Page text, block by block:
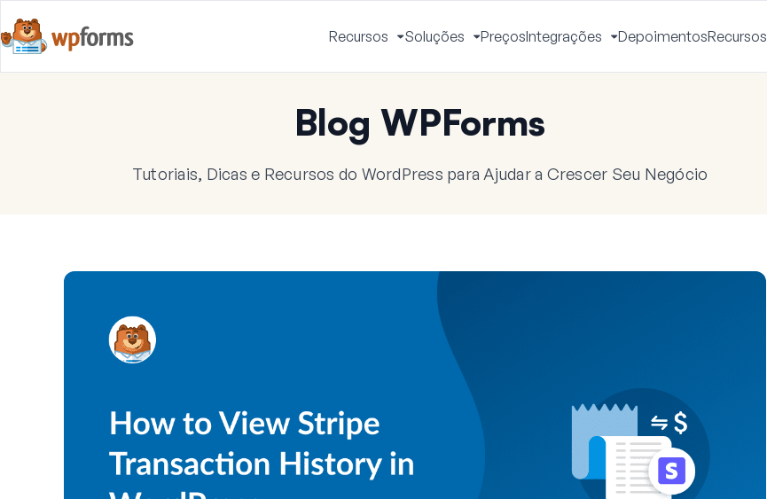
Recursos
Alternar
Menu
Soluções
Alternar
Menu
PreçosIntegrações
Alternar
Menu
DepoimentosRecursos
Blog WPForms
Tutoriais, Dicas e Recursos do WordPress para Ajudar a Crescer Seu Negócio